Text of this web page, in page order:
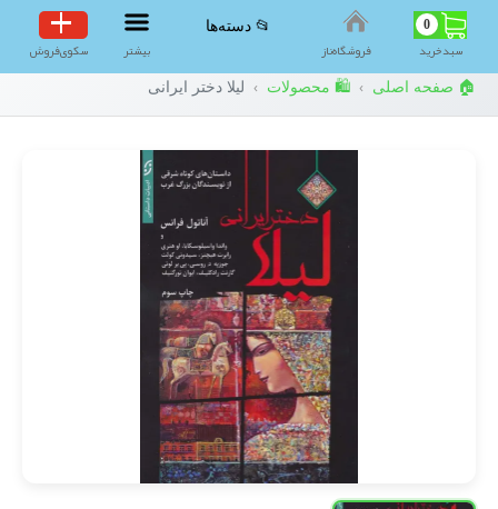
0
سبد‌خرید فروشگاه‌ناز
📂 دسته‌ها
بیشتر سکوی‌فروش
🏠 صفحه اصلی › 🛍️ محصولات › لیلا دختر ایرانی